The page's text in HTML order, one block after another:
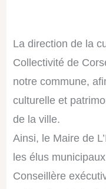
La direction de la
Collectivité de
notre commune,
culturelle et
de la ville.
Ainsi, le Maire de
les élus
Conseillère